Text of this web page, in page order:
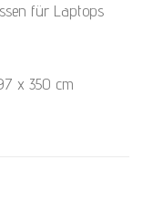
für Laptops
x 350 cm